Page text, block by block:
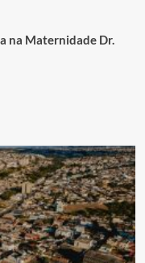
na Maternidade Dr.